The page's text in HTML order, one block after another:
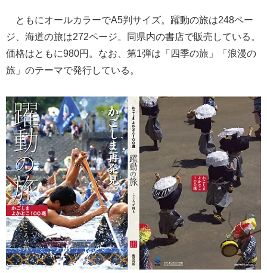
ともにオールカラーでA5判サイズ。躍動の旅は248ペー
ジ、海道の旅は272ページ。同県内の書店で販売している。
価格はともに980円。なお、第1弾は「四季の旅」「浪漫の
旅」のテーマで発行している。